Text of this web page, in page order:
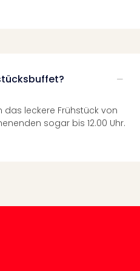
das leckere Frühstück von
sogar bis 12.00 Uhr.